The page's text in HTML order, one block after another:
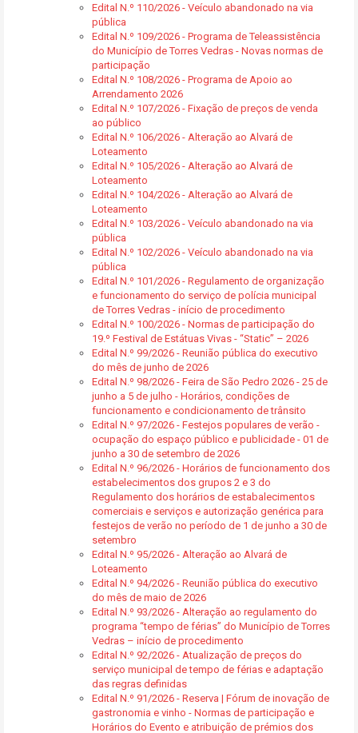
Edital N.º 110/2026 - Veículo abandonado na via
pública
Edital N.º 109/2026 - Programa de Teleassistência
do Município de Torres Vedras - Novas normas de
participação
Edital N.º 108/2026 - Programa de Apoio ao
Arrendamento 2026
Edital N.º 107/2026 - Fixação de preços de venda
ao público
Edital N.º 106/2026 - Alteração ao Alvará de
Loteamento
Edital N.º 105/2026 - Alteração ao Alvará de
Loteamento
Edital N.º 104/2026 - Alteração ao Alvará de
Loteamento
Edital N.º 103/2026 - Veículo abandonado na via
pública
Edital N.º 102/2026 - Veículo abandonado na via
pública
Edital N.º 101/2026 - Regulamento de organização
e funcionamento do serviço de polícia municipal
de Torres Vedras - início de procedimento
Edital N.º 100/2026 - Normas de participação do
19.º Festival de Estátuas Vivas - “Static” – 2026
Edital N.º 99/2026 - Reunião pública do executivo
do mês de junho de 2026
Edital N.º 98/2026 - Feira de São Pedro 2026 - 25 de
junho a 5 de julho - Horários, condições de
funcionamento e condicionamento de trânsito
Edital N.º 97/2026 - Festejos populares de verão -
ocupação do espaço público e publicidade - 01 de
junho a 30 de setembro de 2026
Edital N.º 96/2026 - Horários de funcionamento dos
estabelecimentos dos grupos 2 e 3 do
Regulamento dos horários de estabalecimentos
comerciais e serviços e autorização genérica para
festejos de verão no período de 1 de junho a 30 de
setembro
Edital N.º 95/2026 - Alteração ao Alvará de
Loteamento
Edital N.º 94/2026 - Reunião pública do executivo
do mês de maio de 2026
Edital N.º 93/2026 - Alteração ao regulamento do
programa “tempo de férias” do Município de Torres
Vedras – início de procedimento
Edital N.º 92/2026 - Atualização de preços do
serviço municipal de tempo de férias e adaptação
das regras definidas
Edital N.º 91/2026 - Reserva | Fórum de inovação de
gastronomia e vinho - Normas de participação e
Horários do Evento e atribuição de prémios dos